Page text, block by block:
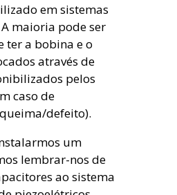
em sistemas
maioria pode ser
ter a bobina e o
através de
pelos
caso de
defeito).
um
lembrar-nos de
ao sistema